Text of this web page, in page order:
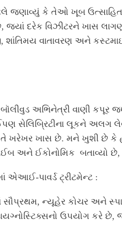
જણાવ્યું કે તેઓ ખૂબ ઉત્સાહિત
જ્યાં દરેક વિઝીટરને ખાસ
શાંતિમય વાતાવરણ અને
અભિનેત્રી વાણી
સેલિબ્રિટીના લૂકને
ખરેખર ખાસ છે. મને ખુશી છે કે
અને ઈકોનોમિક બતાવ્યો
એઆઈ-પાવર્ડ ટ્રીટમેન્ટ :
સૌપ્રથમ, ન્યૂહેર કોચર અને
ઉપયોગ કરે